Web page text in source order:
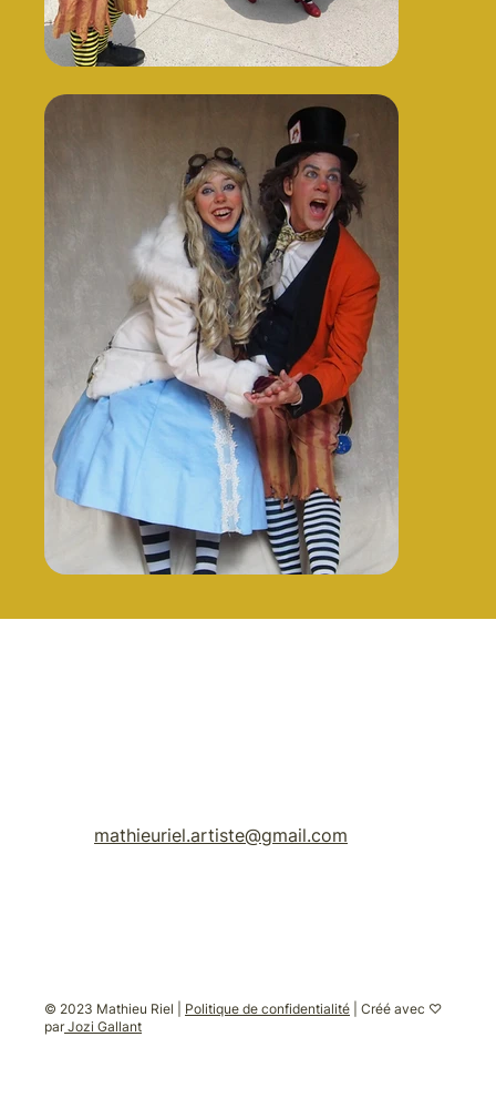
© 2023 Mathieu Riel | Politique de confidentialité | Créé avec ♡
parJozi Gallant
mathieuriel.artiste@gmail.com